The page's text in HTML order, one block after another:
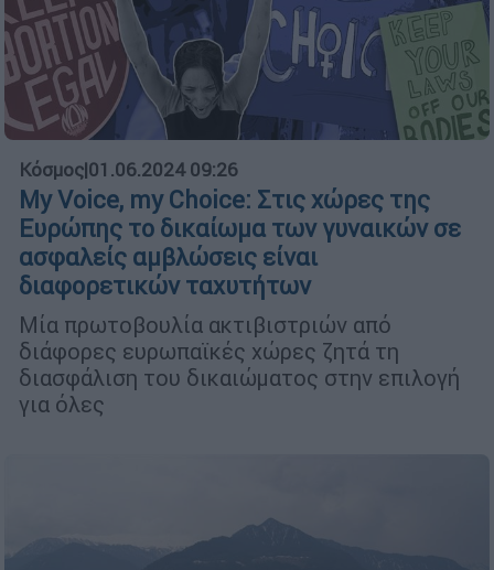
Κόσμος|01.06.2024 09:26
My Voice, my Choice: Στις χώρες της
Ευρώπης το δικαίωμα των γυναικών σε
ασφαλείς αμβλώσεις είναι
διαφορετικών ταχυτήτων
Μία πρωτοβουλία ακτιβιστριών από
διάφορες ευρωπαϊκές χώρες ζητά τη
διασφάλιση του δικαιώματος στην επιλογή
για όλες